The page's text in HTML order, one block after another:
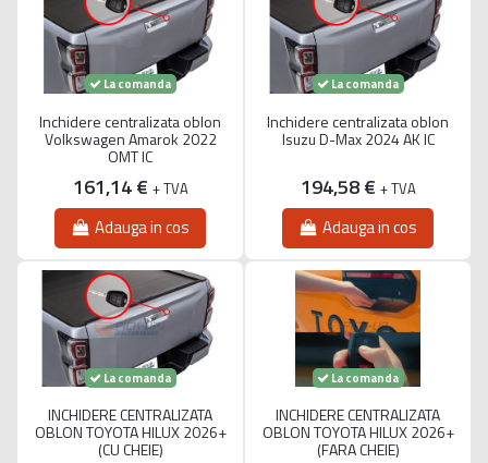
La comanda
Inchidere centralizata oblon
Volkswagen Amarok 2022
OMT IC
161,14 € + TVA
Adauga in cos
La comanda
Inchidere centralizata oblon
Isuzu D-Max 2024 AK IC
194,58 € + TVA
Adauga in cos
La comanda
INCHIDERE CENTRALIZATA
OBLON TOYOTA HILUX 2026+
(CU CHEIE)
La comanda
INCHIDERE CENTRALIZATA
OBLON TOYOTA HILUX 2026+
(FARA CHEIE)